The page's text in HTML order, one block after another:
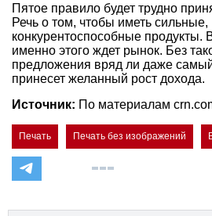
Пятое правило будет трудно
Речь о том, чтобы иметь сильные,
конкурентоспособные продукты.
именно этого ждет рынок. Без
предложения вряд ли даже
принесет желанный рост дохода.
Источник: По материалам
Печать Печать без изображений